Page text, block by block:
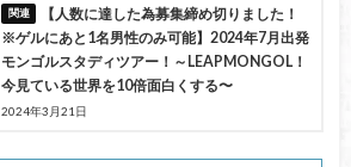
【人数に達した為募集締め切りました！
※ゲルにあと1名男性のみ可能】2024年7月出発
モンゴルスタディツアー！～LEAPMONGOL！
今見ている世界を10倍面白くする〜
2024年3月21日